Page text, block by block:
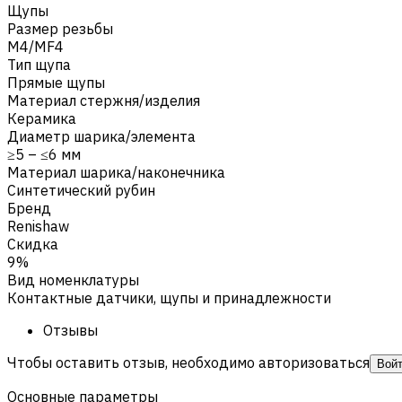
Щупы
Размер резьбы
M4/MF4
Тип щупа
Прямые щупы
Материал стержня/изделия
Керамика
Диаметр шарика/элемента
≥5 – ≤6 мм
Материал шарика/наконечника
Синтетический рубин
Бренд
Renishaw
Скидка
9%
Вид номенклатуры
Контактные датчики, щупы и принадлежности
Отзывы
Чтобы оставить отзыв, необходимо авторизоваться
Основные параметры